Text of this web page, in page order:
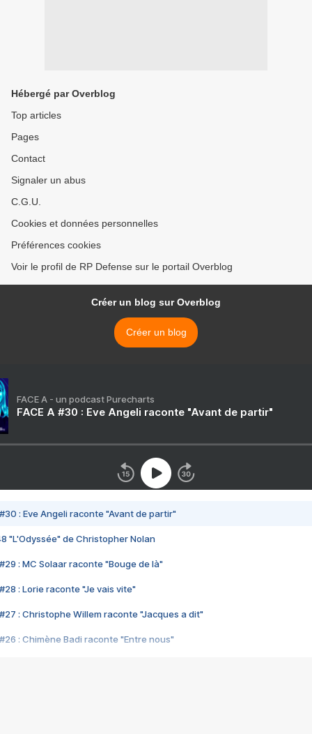
Hébergé par Overblog
Top articles
Pages
Contact
Signaler un abus
C.G.U.
Cookies et données personnelles
Préférences cookies
Voir le profil de RP Defense sur le portail Overblog
Créer un blog sur Overblog
Créer un blog
FACE A - un podcast Purecharts
FACE A #30 : Eve Angeli raconte "Avant de partir"
#30 : Eve Angeli raconte "Avant de partir"
"L'Odyssée" de Christopher Nolan
#29 : MC Solaar raconte "Bouge de là"
#28 : Lorie raconte "Je vais vite"
#27 : Christophe Willem raconte "Jacques a dit"
#26 : Chimène Badi raconte "Entre nous"